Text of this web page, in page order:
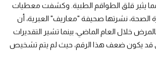
مما يثير قلق الطواقم الطبية. وكشفت معطيات
الصحة، نشرتها صحيفة "معاريف" العبرية، أن
بالمرض خلال العام الماضي، بينما تشير التقديرات
قد يكون ضعف هذا الرقم، حيث لم يتم تشخيص